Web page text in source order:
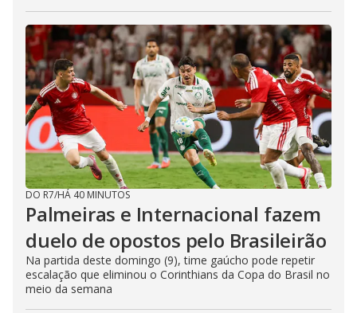
DO R7/HÁ 40 MINUTOS
Palmeiras e Internacional fazem
duelo de opostos pelo Brasileirão
Na partida deste domingo (9), time gaúcho pode repetir
escalação que eliminou o Corinthians da Copa do Brasil no
meio da semana